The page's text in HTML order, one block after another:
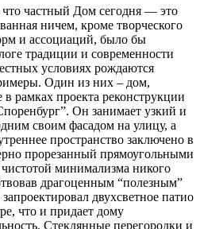
частный Дом сегодня — это
ничем, кроме творческого
и ассоциаций, было бы
традиции и современности
условиях рождаются
Один из них – дом,
рамках проекта реконструкции
Он занимает узкий и
своим фасадом на улицу, а
пространство заключено в
прорезанный прямоугольными
минимализма никого
драгоценным “полезным”
двухсветное патио
что и придает дому
Стеклянные перегородки и